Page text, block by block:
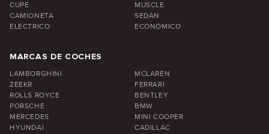
CUPÉ
MUSCLE
CAMIONETA
SEDÁN
ELÉCTRICO
ECONÓMICO
MARCAS DE COCHES
LAMBORGHINI
MCLAREN
ZEEKR
FERRARI
ROLLS ROYCE
BENTLEY
PORSCHE
BMW
MERCEDES
MINI COOPER
HYUNDAI
CADILLAC